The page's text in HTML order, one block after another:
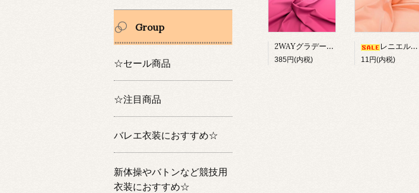
2WAYグラデーションプリント
385円(内税)
レニエル約100cm幅【在庫限り】
11円(内税)
Group
☆セール商品
☆注目商品
バレエ衣装におすすめ☆
新体操やバトンなど競技用
衣装におすすめ☆